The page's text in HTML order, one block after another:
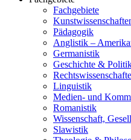
Fachgebiete
Pädagogik
Anglistik –
Germanistik
Geschichte &
Linguistik
Medien- und
Romanistik
Wissenschaft,
Slawistik